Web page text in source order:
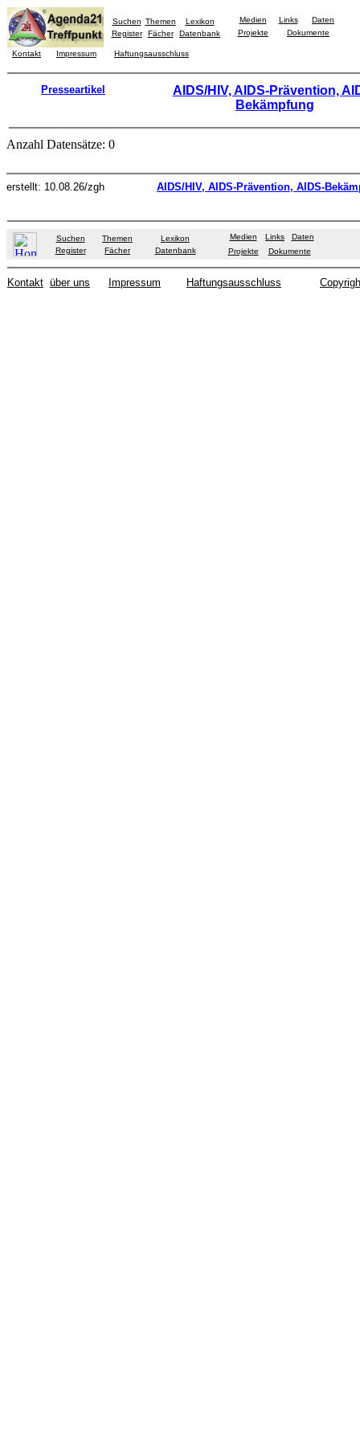
Suchen Themen
Lexikon
Register
Fächer Datenbank
Medien Links
Daten
Projekte
Dokumente
Kontakt Impressum Haftungsausschluss
Presseartikel
AIDS/HIV, AIDS-Prävention,
Bekämpfung
Anzahl Datensätze: 0
erstellt: 10.08.26/zgh AIDS/HIV, AIDS-Prävention, AIDS-
Suchen Themen
Lexikon
Register
Fächer Datenbank
Medien Links
Daten
Projekte
Dokumente
Kontakt über uns Impressum Haftungsausschluss